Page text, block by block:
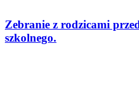
Zebranie z rodzicami
szkolnego.